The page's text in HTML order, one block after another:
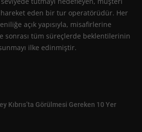
hareket eden bir tur operatörüdür. Her
açık yapısıyla, misafirlerine
sonrası tüm süreçlerde beklentilerinin
ilke edinmiştir.
Kıbrıs’ta Görülmesi Gereken 10 Yer